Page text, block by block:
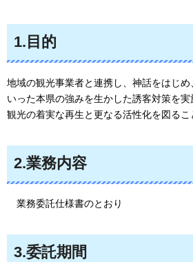
1.目的
地域の観光事業者と連携し、神話をはじ
いった本県の強みを生かした誘客対策を
観光の着実な再生と更なる活性化を図るこ
2.業務内容
業務委託仕様書のとおり
3.委託期間